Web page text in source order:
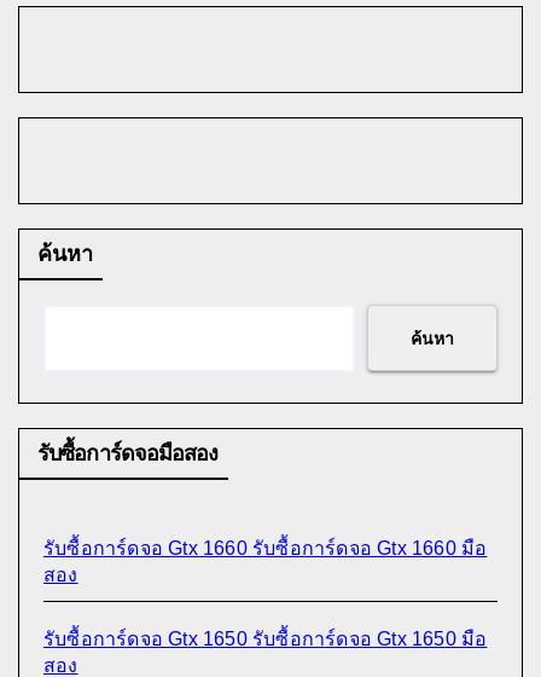
ค้นหา
ค้นหา
รับซื้อการ์ดจอมือสอง
รับซื้อการ์ดจอ Gtx 1660 รับซื้อการ์ดจอ Gtx 1660 มือ
สอง
รับซื้อการ์ดจอ Gtx 1650 รับซื้อการ์ดจอ Gtx 1650 มือ
สอง